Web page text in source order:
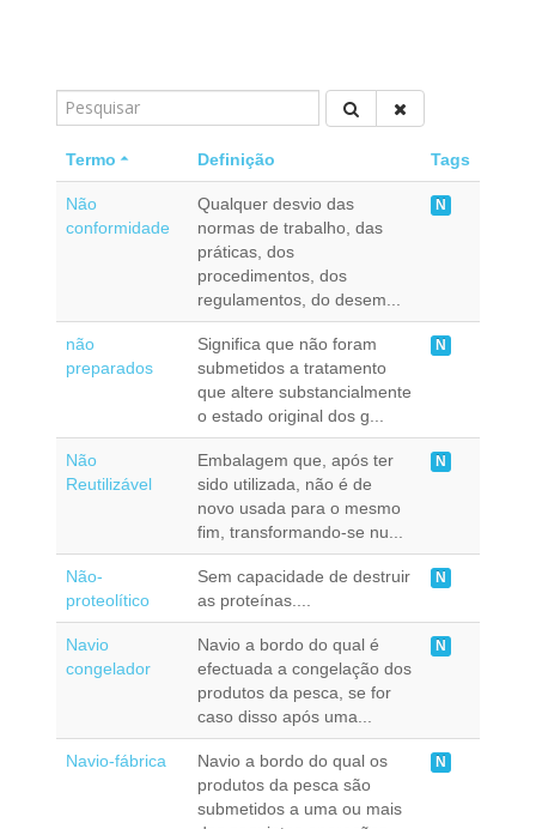
Termo Definição Tags
Não
conformidade
Qualquer desvio das
normas de trabalho, das
práticas, dos
procedimentos, dos
regulamentos, do desem...
N
não
preparados
Significa que não foram
submetidos a tratamento
que altere substancialmente
o estado original dos g...
N
Não
Reutilizável
Embalagem que, após ter
sido utilizada, não é de
novo usada para o mesmo
fim, transformando-se nu...
N
Não-
proteolítico
Sem capacidade de destruir
as proteínas....
N
Navio
congelador
Navio a bordo do qual é
efectuada a congelação dos
produtos da pesca, se for
caso disso após uma...
N
Navio-fábrica
Navio a bordo do qual os
produtos da pesca são
submetidos a uma ou mais
N